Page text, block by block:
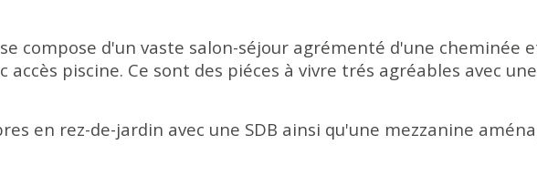
compose d'un vaste salon-séjour agrémenté d'une cheminée
accès piscine. Ce sont des piéces à vivre trés agréables avec
en rez-de-jardin avec une SDB ainsi qu'une mezzanine